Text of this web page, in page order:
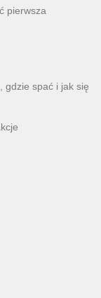
pierwsza
gdzie spać i jak się